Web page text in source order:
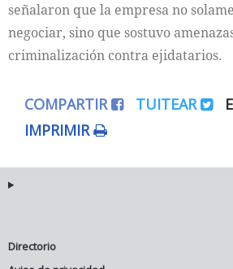
señalaron que la empresa no
negociar, sino que sostuvo
criminalización contra ejidatarios.
COMPARTIR TUITEAR
IMPRIMIR
Directorio